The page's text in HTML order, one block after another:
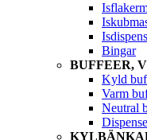
Bingar
BUFFEER,
Kyld
Varm
Neutral